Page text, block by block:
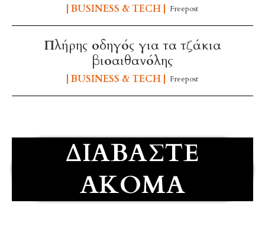
BUSINESS & TECH Freepost
Πλήρης οδηγός για τα τζάκια
βιοαιθανόλης
BUSINESS & TECH Freepost
ΔΙΑΒΆΣΤΕ
ΑΚΌΜΑ